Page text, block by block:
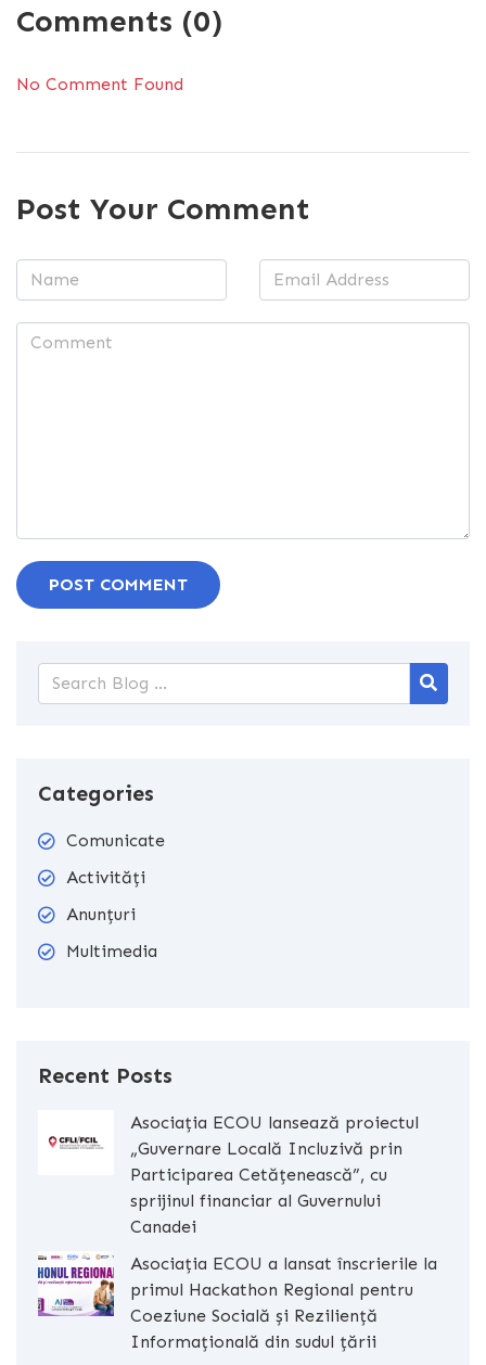
Comments (0)
No Comment Found
Post Your Comment
POST COMMENT
Categories
Comunicate
Activități
Anunțuri
Multimedia
Recent Posts
Asociația ECOU lansează proiectul
„Guvernare Locală Incluzivă prin
Participarea Cetățenească”, cu
sprijinul financiar al Guvernului
Canadei
Asociația ECOU a lansat înscrierile la
primul Hackathon Regional pentru
Coeziune Socială și Reziliență
Informațională din sudul țării